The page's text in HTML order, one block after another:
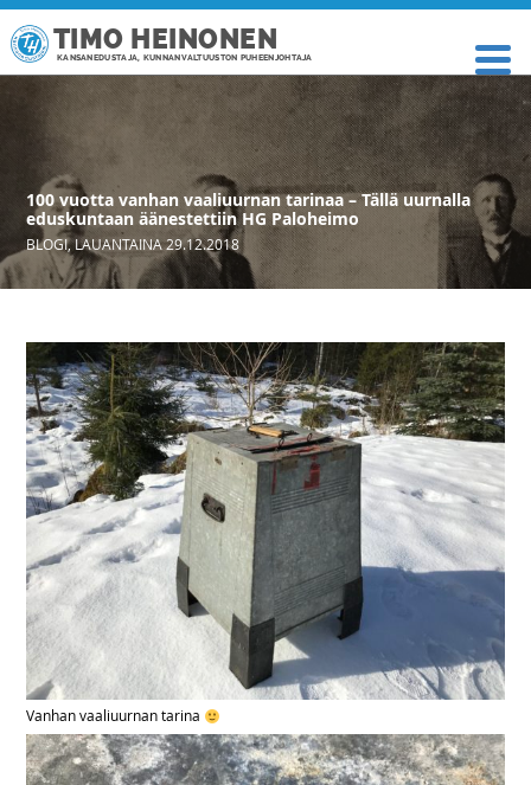
TIMO HEINONEN
KANSANEDUSTAJA, KUNNANVALTUUSTON PUHEENJOHTAJA
100 vuotta vanhan vaaliuurnan tarinaa – Tällä uurnalla
eduskuntaan äänestettiin HG Paloheimo
BLOGI,LAUANTAINA 29.12.2018
Vanhan vaaliuurnan tarina